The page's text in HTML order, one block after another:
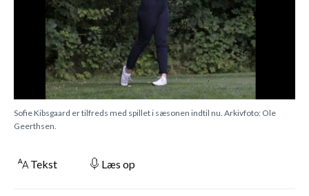
Sofie Kibsgaard er tilfreds med spillet i sæsonen indtil nu. Arkivfoto: Ole
Geerthsen.
Tekst Læs op